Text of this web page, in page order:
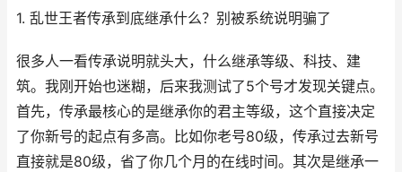
1. 乱世王者传承到底继承什么？别被系统说明骗了
很多人一看传承说明就头大，什么继承等级、科技、建
筑。我刚开始也迷糊，后来我测试了5个号才发现关键点。
首先，传承最核心的是继承你的君主等级，这个直接决定
了你新号的起点有多高。比如你老号80级，传承过去新号
直接就是80级，省了你几个月的在线时间。其次是继承一